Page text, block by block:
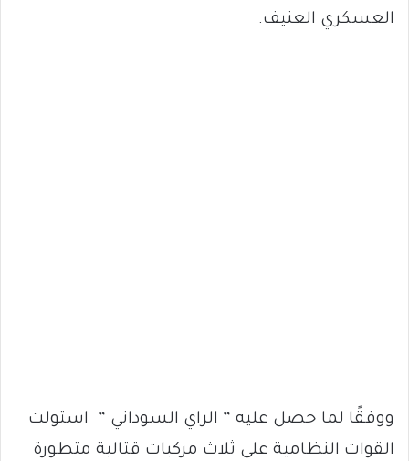
العسكري العنيف.
ووفقًا لما حصل عليه ” الراي السوداني ” استولت
القوات النظامية على ثلاث مركبات قتالية متطورة